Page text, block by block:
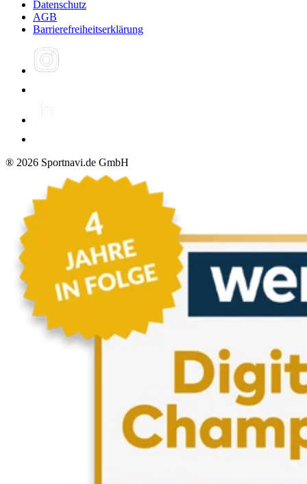
Datenschutz
AGB
Barrierefreiheitserklärung
® 2026 Sportnavi.de GmbH